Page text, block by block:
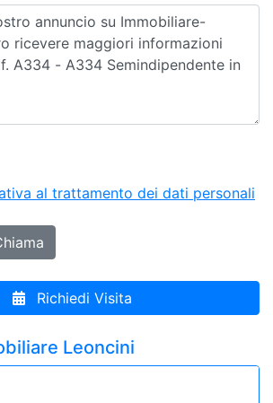
al trattamento dei dati personali
Richiedi Visita
Leoncini